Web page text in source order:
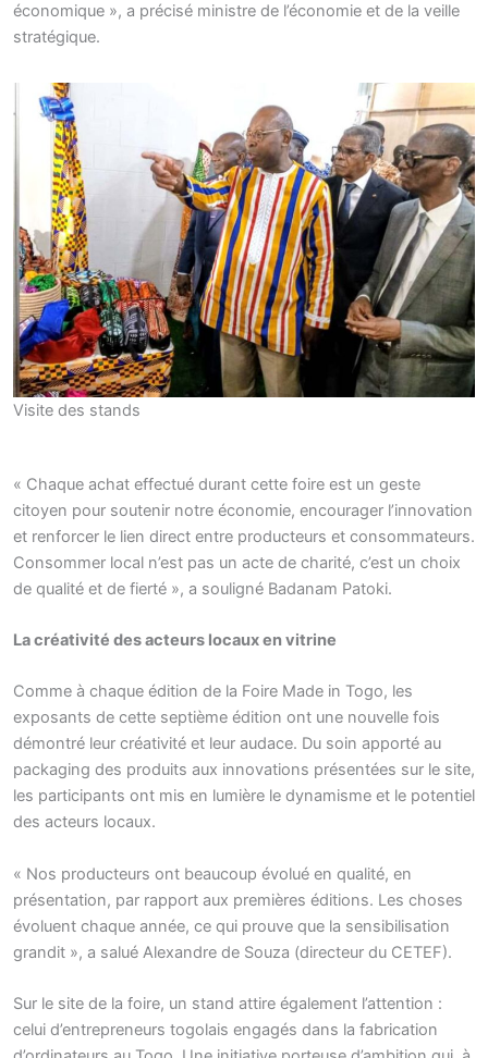
économique », a précisé ministre de l’économie et de la veille
stratégique.
Visite des stands
« Chaque achat effectué durant cette foire est un geste
citoyen pour soutenir notre économie, encourager l’innovation
et renforcer le lien direct entre producteurs et consommateurs.
Consommer local n’est pas un acte de charité, c’est un choix
de qualité et de fierté », a souligné Badanam Patoki.
La créativité des acteurs locaux en vitrine
Comme à chaque édition de la Foire Made in Togo, les
exposants de cette septième édition ont une nouvelle fois
démontré leur créativité et leur audace. Du soin apporté au
packaging des produits aux innovations présentées sur le site,
les participants ont mis en lumière le dynamisme et le potentiel
des acteurs locaux.
« Nos producteurs ont beaucoup évolué en qualité, en
présentation, par rapport aux premières éditions. Les choses
évoluent chaque année, ce qui prouve que la sensibilisation
grandit », a salué Alexandre de Souza (directeur du CETEF).
Sur le site de la foire, un stand attire également l’attention :
celui d’entrepreneurs togolais engagés dans la fabrication